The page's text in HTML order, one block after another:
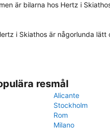
är bilarna hos Hertz i
i Skiathos är någorlunda lätt
resmål
Alicante
Stockholm
Rom
Milano